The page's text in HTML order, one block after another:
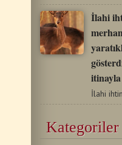
İlahi
Kategoriler